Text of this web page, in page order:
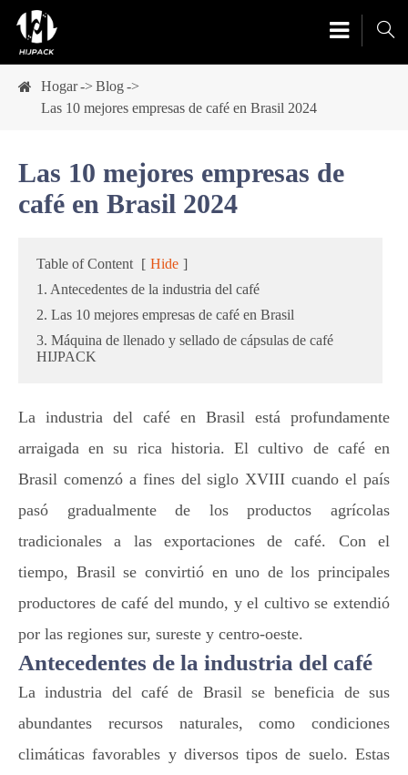

Hogar
Blog
Las 10 mejores empresas de café en Brasil 2024
Las 10 mejores empresas de
café en Brasil 2024
Table of Content [ Hide ]
1. Antecedentes de la industria del café
2. Las 10 mejores empresas de café en Brasil
3. Máquina de llenado y sellado de cápsulas de café
HIJPACK
La industria del café en Brasil está profundamente
arraigada en su rica historia. El cultivo de café en
Brasil comenzó a fines del siglo XVIII cuando el país
pasó gradualmente de los productos agrícolas
tradicionales a las exportaciones de café. Con el
tiempo, Brasil se convirtió en uno de los principales
productores de café del mundo, y el cultivo se extendió
por las regiones sur, sureste y centro-oeste.
Antecedentes de la industria del café
La industria del café de Brasil se beneficia de sus
abundantes recursos naturales, como condiciones
climáticas favorables y diversos tipos de suelo. Estas